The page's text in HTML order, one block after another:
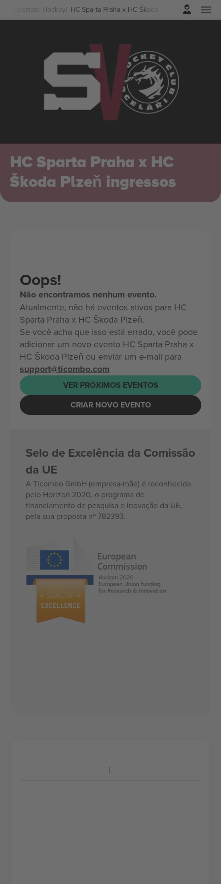
Esportes Hockey HC Sparta Praha x HC Škoda Plzeň Ingressos
Entrar
HC Sparta Praha x HC
Škoda Plzeň ingressos
Oops!
Não encontramos nenhum evento.
Atualmente, não há eventos ativos para HC
Sparta Praha x HC Škoda Plzeň.
Se você acha que isso está errado, você pode
adicionar um novo evento HC Sparta Praha x
HC Škoda Plzeň ou enviar um e-mail para
support@ticombo.com
VER PRÓXIMOS EVENTOS
CRIAR NOVO EVENTO
Selo de Excelência da Comissão
da UE
A Ticombo GmbH (empresa-mãe) é reconhecida
pelo Horizon 2020, o programa de
financiamento de pesquisa e inovação da UE,
pela sua proposta nº 782393.